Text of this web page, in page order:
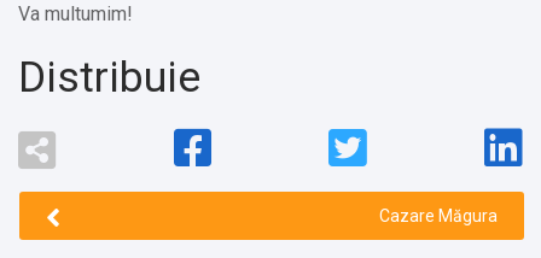
Va multumim!
Distribuie
Cazare Măgura